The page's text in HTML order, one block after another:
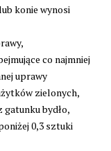
konie wynosi
co najmniej
uprawy
zielonych,
bydło,
0,3 sztuki